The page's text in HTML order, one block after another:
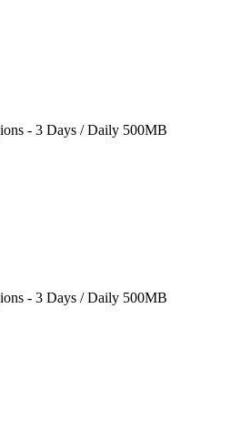
- 3 Days / Daily 500MB
- 3 Days / Daily 500MB